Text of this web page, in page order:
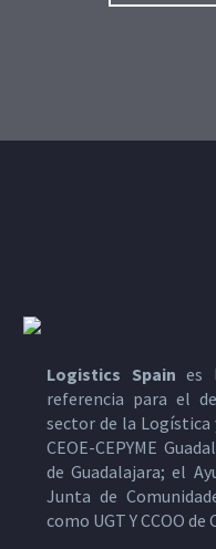
Logistics Spain es
referencia para el
sector de la
CEOE-CEPYME
de Guadalajara; el
Junta de
como UGT Y CCOO